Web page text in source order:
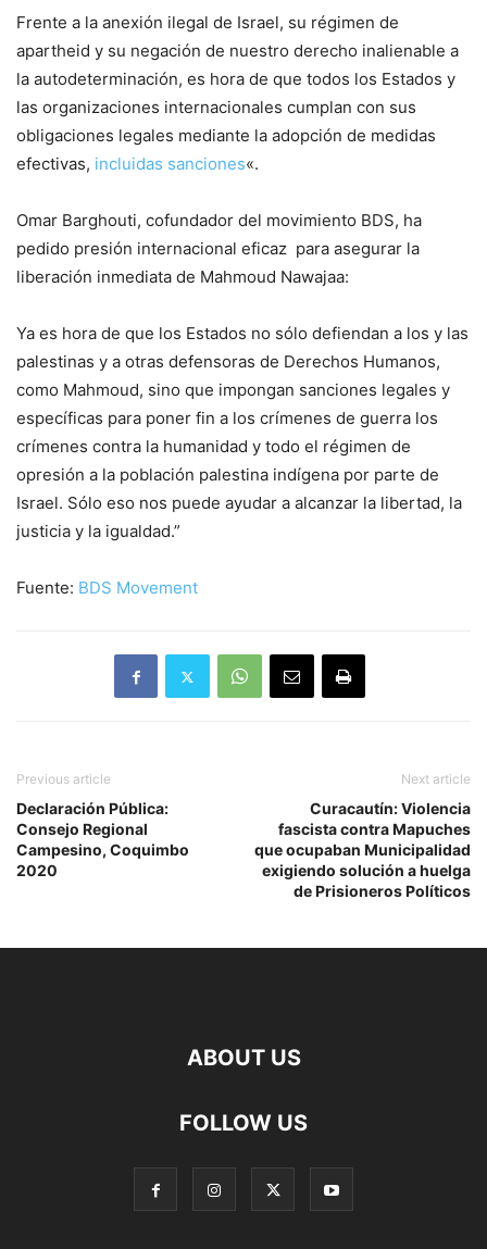
Frente a la anexión ilegal de Israel, su régimen de
apartheid y su negación de nuestro derecho inalienable a
la autodeterminación, es hora de que todos los Estados y
las organizaciones internacionales cumplan con sus
obligaciones legales mediante la adopción de medidas
efectivas, incluidas sanciones«.
Omar Barghouti, cofundador del movimiento BDS, ha
pedido presión internacional eficaz para asegurar la
liberación inmediata de Mahmoud Nawajaa:
Ya es hora de que los Estados no sólo defiendan a los y las
palestinas y a otras defensoras de Derechos Humanos,
como Mahmoud, sino que impongan sanciones legales y
específicas para poner fin a los crímenes de guerra los
crímenes contra la humanidad y todo el régimen de
opresión a la población palestina indígena por parte de
Israel. Sólo eso nos puede ayudar a alcanzar la libertad, la
justicia y la igualdad.”
Fuente: BDS Movement
Previous article
Declaración Pública:
Consejo Regional
Campesino, Coquimbo
2020
Next article
Curacautín: Violencia
fascista contra Mapuches
que ocupaban Municipalidad
exigiendo solución a huelga
de Prisioneros Políticos
ABOUT US
FOLLOW US